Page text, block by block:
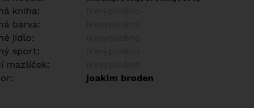
kniha:
barva:
jídlo:
sport:
mazlíček:
joakim broden